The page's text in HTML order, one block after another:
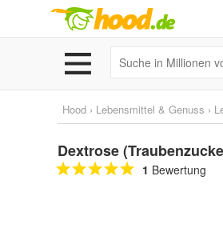
Hood › Lebensmittel & Genuss ›
Dextrose
1 Bewertung